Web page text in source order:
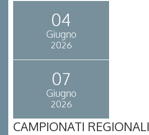
04
Giugno
2026
07
Giugno
2026
CAMPIONATI REGIONALI